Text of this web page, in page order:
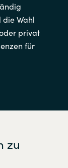
Wahl
privat
für
zu